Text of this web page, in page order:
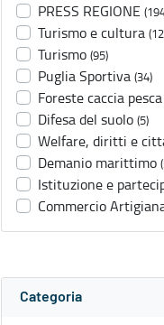
PRESS REGIONE
Turismo e cultura
Turismo (95)
Puglia Sportiva (34)
Foreste caccia
Difesa del suolo (5)
Welfare, diritti e
Demanio marittimo
Istituzione e
Commercio
Categoria